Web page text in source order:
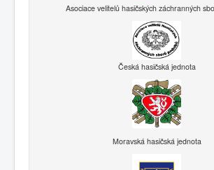
Asociace velitelů hasičských záchranných
Česká hasičská jednota
Moravská hasičská jednota